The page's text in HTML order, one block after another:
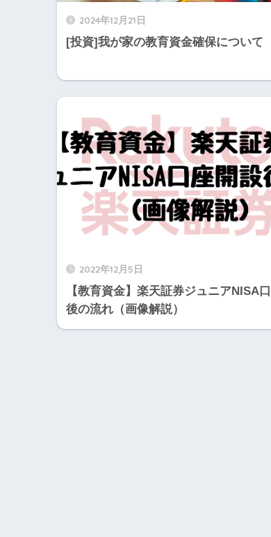
2024年12月21日
[投資]我が家の教育資金確保について
2022年12月5日
【教育資金】楽天証券ジュニアNISA
後の流れ（画像解説）